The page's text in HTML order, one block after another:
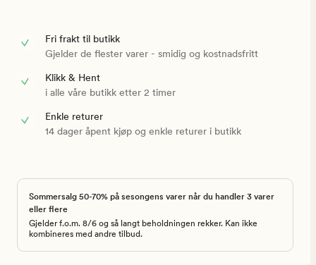
Fri frakt til butikk
Gjelder de flester varer - smidig og kostnadsfritt
Klikk & Hent
i alle våre butikk etter 2 timer
Enkle returer
14 dager åpent kjøp og enkle returer i butikk
Sommersalg 50-70% på sesongens varer når du handler 3 varer
eller flere
Gjelder f.o.m. 8/6 og så langt beholdningen rekker. Kan ikke
kombineres med andre tilbud.